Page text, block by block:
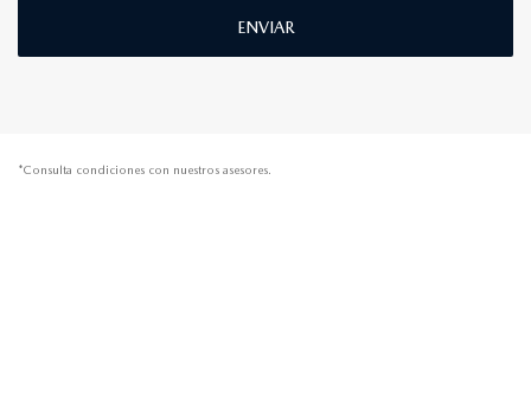
ENVIAR
*Consulta condiciones con nuestros asesores.